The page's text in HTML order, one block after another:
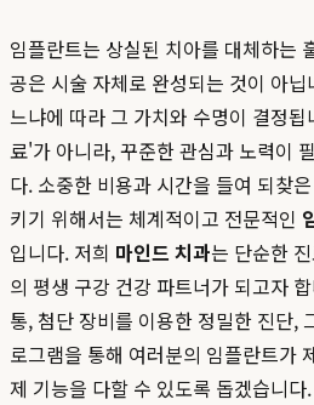
임플란트는 상실된 치아를 대체하는
공은 시술 자체로 완성되는 것이 아
느냐에 따라 그 가치와 수명이 결정
료'가 아니라, 꾸준한 관심과 노력이
다. 소중한 비용과 시간을 들여 되찾
키기 위해서는 체계적이고 전문적인
입니다. 저희 마인드 치과는 단순한
의 평생 구강 건강 파트너가 되고자
통, 첨단 장비를 이용한 정밀한 진단,
로그램을 통해 여러분의 임플란트가
제 기능을 다할 수 있도록 돕겠습니